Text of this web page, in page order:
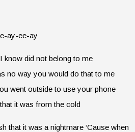
ay-ee-ay
know did not belong to me
no way you would do that to me
went outside to use your phone
it was from the cold
that it was a nightmare ‘Cause when